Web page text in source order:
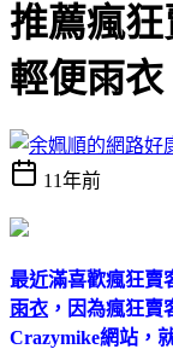
推薦瘋
輕便雨衣
11年前
最近滿喜歡瘋狂賣
雨衣 ，因為瘋狂
Crazymike網站，